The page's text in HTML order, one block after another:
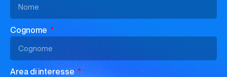
Cognome
Area di interesse